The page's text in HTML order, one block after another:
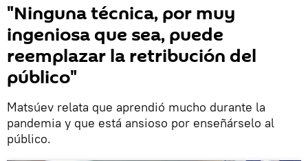
"Ninguna técnica, por muy
ingeniosa que sea, puede
reemplazar la retribución del
público"
Matsúev relata que aprendió mucho durante la
pandemia y que está ansioso por enseñárselo al
público.